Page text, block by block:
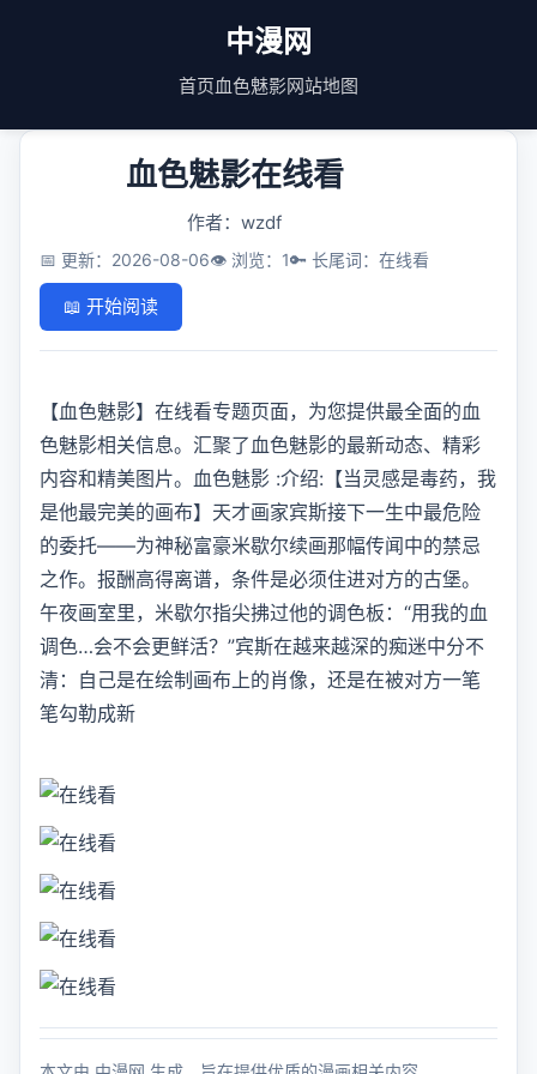
中漫网
首页血色魅影网站地图
血色魅影在线看
作者：wzdf
📅 更新：2026-08-06👁️ 浏览：1🔑 长尾词：在线看
📖 开始阅读
【血色魅影】在线看专题页面，为您提供最全面的血
色魅影相关信息。汇聚了血色魅影的最新动态、精彩
内容和精美图片。血色魅影 :介绍:【当灵感是毒药，我
是他最完美的画布】天才画家宾斯接下一生中最危险
的委托——为神秘富豪米歇尔续画那幅传闻中的禁忌
之作。报酬高得离谱，条件是必须住进对方的古堡。
午夜画室里，米歇尔指尖拂过他的调色板：“用我的血
调色…会不会更鲜活？”宾斯在越来越深的痴迷中分不
清：自己是在绘制画布上的肖像，还是在被对方一笔
笔勾勒成新